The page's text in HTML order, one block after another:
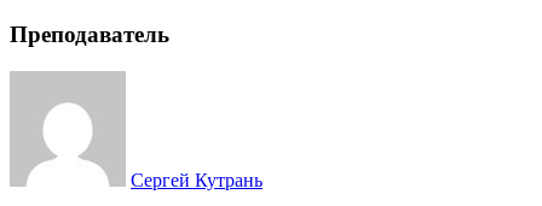
Преподаватель
Сергей Кутрань